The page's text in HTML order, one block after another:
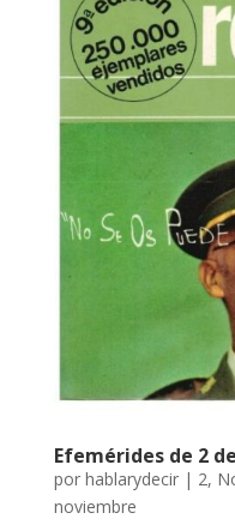
Efemérides de 2
por hablarydecir| 2,
noviembre